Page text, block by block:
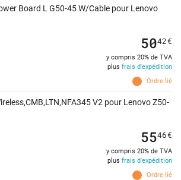
Board L G50-45 W/Cable pour Lenovo
Ordre lié
5042€
y compris 20% de TVA
plus frais d'expédition
V2 pour Lenovo Z50-
Ordre lié
5546€
y compris 20% de TVA
plus frais d'expédition